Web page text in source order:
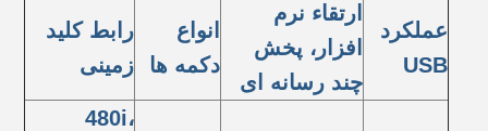
عملکرد
USB
ارتقاء نرم
افزار، پخش
چند رسانه ای
انواع
دکمه ها
رابط کلید
زمینی
480i،